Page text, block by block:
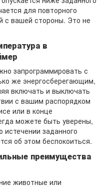
для повторного
с вашей стороны. Это не
в
запрограммировать с
же энергосберегающим,
включать и выключать
с вашим распорядком
или в конце
можете быть уверены,
истечении заданного
об этом беспокоиться.
преимущества
животные или